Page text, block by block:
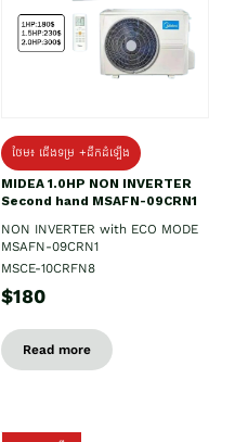
ថែម៖ ជើងទម្រ +ដឹកដំឡើង
MIDEA 1.0HP NON INVERTER
Second hand MSAFN-09CRN1
NON INVERTER with ECO MODE
MSAFN-09CRN1
MSCE-10CRFN8
$180
Read more